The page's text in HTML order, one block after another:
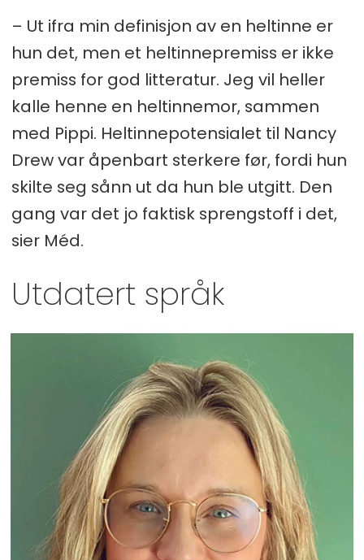
– Ut ifra min definisjon av en heltinne er
hun det, men et heltinnepremiss er ikke
premiss for god litteratur. Jeg vil heller
kalle henne en heltinnemor, sammen
med Pippi. Heltinnepotensialet til Nancy
Drew var åpenbart sterkere før, fordi hun
skilte seg sånn ut da hun ble utgitt. Den
gang var det jo faktisk sprengstoff i det,
sier Méd.
Utdatert språk